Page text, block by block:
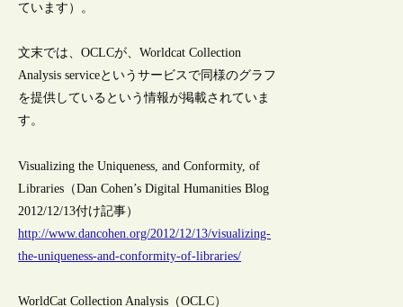
ています）。
文末では、OCLCが、Worldcat Collection
Analysis serviceというサービスで同様のグラフ
を提供しているという情報が掲載されていま
す。
Visualizing the Uniqueness, and Conformity, of
Libraries（Dan Cohen’s Digital Humanities Blog
2012/12/13付け記事）
http://www.dancohen.org/2012/12/13/visualizing-
the-uniqueness-and-conformity-of-libraries/
WorldCat Collection Analysis（OCLC）